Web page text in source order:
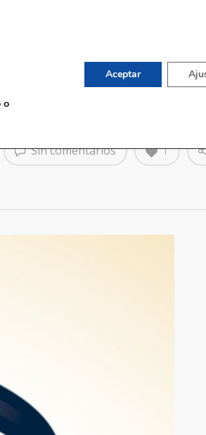
TIENDA DE VINOS
Sin comentarios 1
o
Aceptar